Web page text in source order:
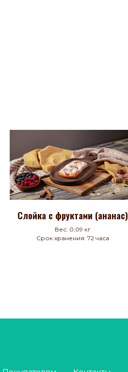
Слойка с фруктами (ананас)
Вес: 0,09 кг
Срок хранения: 72 часа